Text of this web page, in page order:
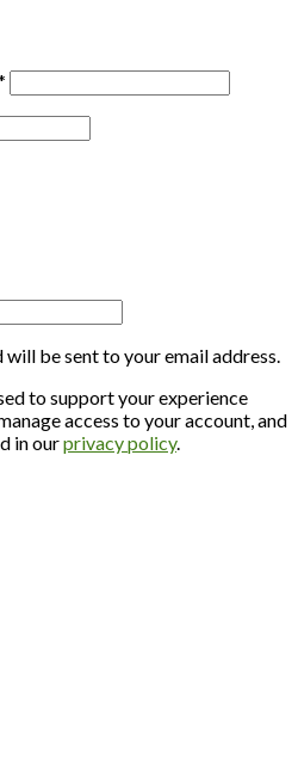
be sent to your email address.
to support your experience
access to your account, and
in ourprivacy policy.